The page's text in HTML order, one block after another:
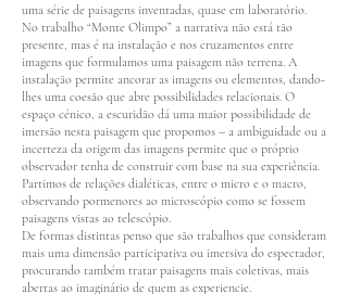
uma série de paisagens inventadas, quase em laboratório.
No trabalho “Monte Olimpo” a narrativa não está tão
presente, mas é na instalação e nos cruzamentos entre
imagens que formulamos uma paisagem não terrena. A
instalação permite ancorar as imagens ou elementos, dando-
lhes uma coesão que abre possibilidades relacionais. O
espaço cénico, a escuridão dá uma maior possibilidade de
imersão nesta paisagem que propomos – a ambiguidade ou a
incerteza da origem das imagens permite que o próprio
observador tenha de construir com base na sua experiência.
Partimos de relações dialéticas, entre o micro e o macro,
observando pormenores ao microscópio como se fossem
paisagens vistas ao telescópio.
De formas distintas penso que são trabalhos que consideram
mais uma dimensão participativa ou imersiva do espectador,
procurando também tratar paisagens mais coletivas, mais
abertas ao imaginário de quem as experiencie.